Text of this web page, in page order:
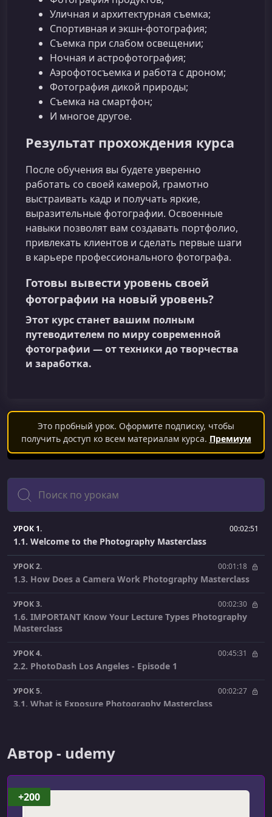
Уличная и архитектурная съемка;
Спортивная и экшн-фотография;
Съемка при слабом освещении;
Ночная и астрофотография;
Аэрофотосъемка и работа с дроном;
Фотография дикой природы;
Съемка на смартфон;
И многое другое.
Результат прохождения курса
После обучения вы будете уверенно
работать со своей камерой, грамотно
выстраивать кадр и получать яркие,
выразительные фотографии. Освоенные
навыки позволят вам создавать портфолио,
привлекать клиентов и сделать первые шаги
в карьере профессионального фотографа.
Готовы вывести уровень своей
фотографии на новый уровень?
Этот курс станет вашим полным
путеводителем по миру современной
фотографии — от техники до творчества
и заработка.
Это пробный урок. Оформите подписку, чтобы
получить доступ ко всем материалам курса. Премиум
Поиск
УРОК 1. 00:02:51
1.1. Welcome to the Photography Masterclass
УРОК 2. 00:01:18
1.3. How Does a Camera Work Photography Masterclass
УРОК 3. 00:02:30
1.6. IMPORTANT Know Your Lecture Types Photography
Masterclass
УРОК 4. 00:45:31
2.2. PhotoDash Los Angeles - Episode 1
УРОК 5. 00:02:27
3.1. What is Exposure Photography Masterclass
3.4. What is Shutter Speed Photography Masterclass
УРОК 8.
Автор - udemy
+200